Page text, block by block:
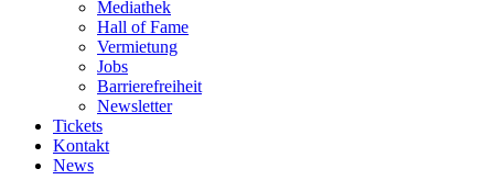
Mediathek
Hall of Fame
Vermietung
Jobs
Barrierefreiheit
Newsletter
Tickets
Kontakt
News